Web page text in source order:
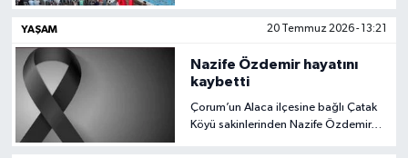
vatandaşlarla buluştu.
YAŞAM 20 Temmuz 2026 - 13:21
Nazife Özdemir hayatını
kaybetti
Çorum’un Alaca ilçesine bağlı Çatak
Köyü sakinlerinden Nazife Özdemir